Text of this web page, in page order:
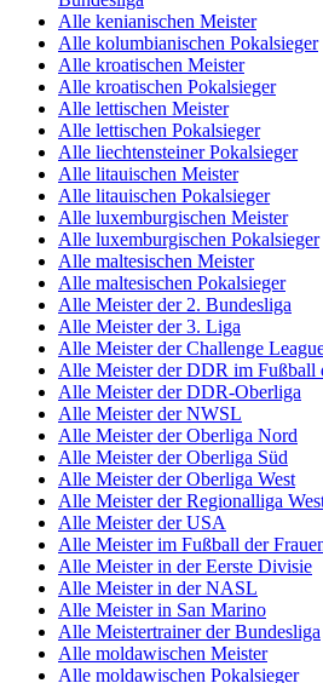
Alle kenianischen Meister
Alle kolumbianischen Pokalsieger
Alle kroatischen Meister
Alle kroatischen Pokalsieger
Alle lettischen Meister
Alle lettischen Pokalsieger
Alle liechtensteiner Pokalsieger
Alle litauischen Meister
Alle litauischen Pokalsieger
Alle luxemburgischen Meister
Alle luxemburgischen Pokalsieger
Alle maltesischen Meister
Alle maltesischen Pokalsieger
Alle Meister der 2. Bundesliga
Alle Meister der 3. Liga
Alle Meister der Challenge
Alle Meister der DDR im Fußball
Alle Meister der DDR-Oberliga
Alle Meister der NWSL
Alle Meister der Oberliga Nord
Alle Meister der Oberliga Süd
Alle Meister der Oberliga West
Alle Meister der Regionalliga
Alle Meister der USA
Alle Meister im Fußball der
Alle Meister in der Eerste Divisie
Alle Meister in der NASL
Alle Meister in San Marino
Alle Meistertrainer der Bundesliga
Alle moldawischen Meister
Alle moldawischen Pokalsieger